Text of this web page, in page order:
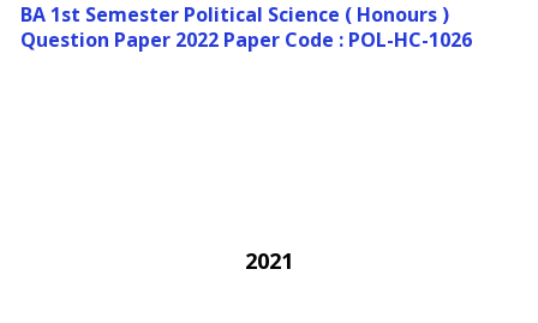
BA 1st Semester Political Science ( Honours )
Question Paper 2022 Paper Code : POL-HC-1026
2021